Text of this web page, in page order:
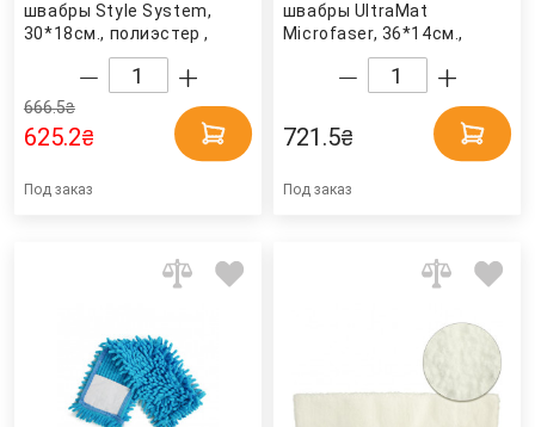
швабры Style System,
30*18см., полиэстер ,
розов. Vileda
666.5₴
625.2₴
Под заказ
швабры UltraMat
Microfaser, 36*14см.,
хлопок , бел. Vileda
721.5₴
Под заказ